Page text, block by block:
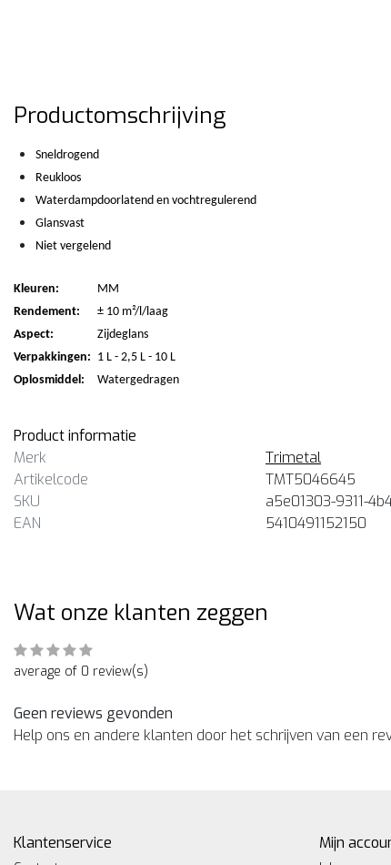
Productomschrijving
Sneldrogend
Reukloos
Waterdampdoorlatend en vochtregulerend
Glansvast
Niet vergelend
Kleuren:
MM
Rendement:
± 10 m²/l/laag
Aspect:
Zijdeglans
Verpakkingen: 1 L - 2,5 L - 10 L
Oplosmiddel:
Watergedragen
Product informatie
Merk
Trimetal
Artikelcode
TMT5046645
SKU
a5e01303-9311-
EAN
5410491152150
Wat onze klanten zeggen
average of 0 review(s)
Geen reviews gevonden
Help ons en andere klanten door het schrijven van een
Klantenservice Mijn